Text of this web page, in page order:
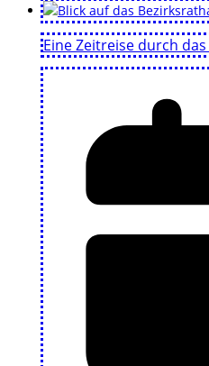
Eine Zeitreise durch